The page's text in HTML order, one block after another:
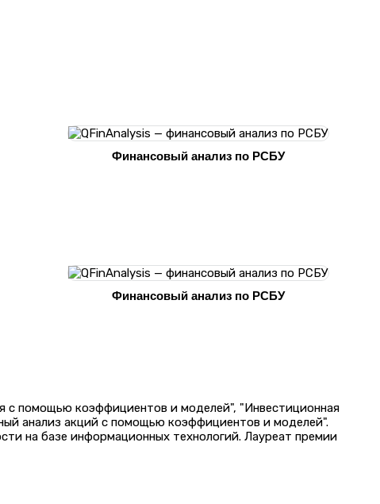
Финансовый анализ по РСБУ
Финансовый анализ по РСБУ
с помощью коэффициентов и моделей", "Инвестиционная
анализ акций с помощью коэффициентов и моделей".
на базе информационных технологий. Лауреат премии